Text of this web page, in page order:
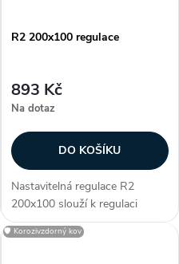
R2 200x100 regulace
893 Kč
Na dotaz
DO KOŠÍKU
Nastavitelná regulace R2
200x100 slouží k regulaci
průtoku vzduchu. Regulace je
určena pro
🛡️ Korozivzdorný kov